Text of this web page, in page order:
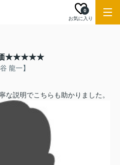
お気に入り
0
価★★★★★
龍一】
な説明でこちらも助かりました。